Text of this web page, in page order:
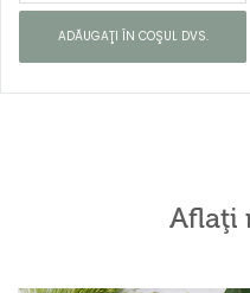
ADĂUGAŢI ÎN COŞUL DVS.
Aflaţi